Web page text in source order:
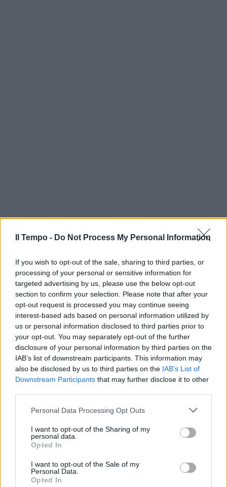
Il Tempo - Do Not Process My Personal Information
If you wish to opt-out of the sale, sharing to third parties, or
processing of your personal or sensitive information for
targeted advertising by us, please use the below opt-out
section to confirm your selection. Please note that after your
opt-out request is processed you may continue seeing
interest-based ads based on personal information utilized by
us or personal information disclosed to third parties prior to
your opt-out. You may separately opt-out of the further
disclosure of your personal information by third parties on the
IAB’s list of downstream participants. This information may
also be disclosed by us to third parties on the IAB’s List of
Downstream Participants that may further disclose it to other
Personal Data Processing Opt Outs
I want to opt-out of the Sharing of my
personal data.
Opted In
I want to opt-out of the Sale of my
Personal Data.
Opted In